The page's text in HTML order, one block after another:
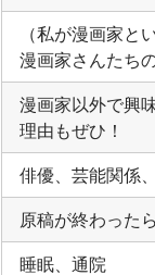
（私が漫画家
漫画家さんたち
漫画家以外で興
理由もぜひ！
俳優、芸能関係
原稿が終わった
睡眠、通院